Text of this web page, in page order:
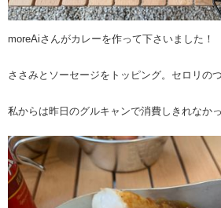
moreAiさんがカレーを作って下さいました！
ささみとソーセージをトッピング。セロリの
私からは昨日のグルキャンで消費しきれなか